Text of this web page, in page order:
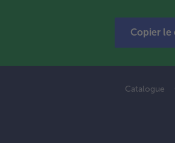
Copier le
Catalogue